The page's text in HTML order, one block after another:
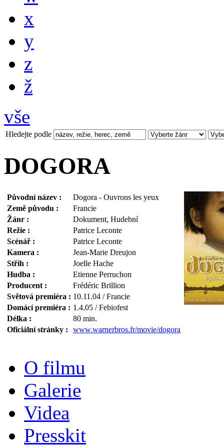
x
y
z
ž
vše
Hledejte podle
DOGORA
Původní název :
Dogora - Ouvrons les yeux
Země původu :
Francie
Žánr :
Dokument, Hudební
Režie :
Patrice Leconte
Scénář :
Patrice Leconte
Kamera :
Jean-Marie Dreujon
Střih :
Joelle Hache
Hudba :
Etienne Perruchon
Producent :
Frédéric Brillion
Světová premiéra : 10.11.04 / Francie
Domácí premiéra : 1.4.05 / Febiofest
Délka :
80 min.
Oficiální stránky :
www.warnerbros.fr/movie/dogora
O filmu
Galerie
Videa
Presskit